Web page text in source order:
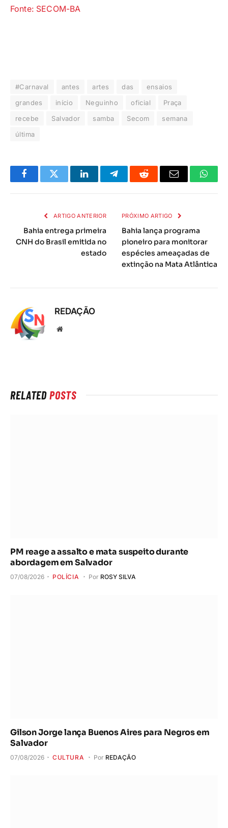
Fonte: SECOM-BA
#Carnaval antes artes das
ensaios
grandes
início Neguinho oficial
Praça
recebe
Salvador samba Secom
semana
última
FacebookTwitter LinkedInTelegramaReddit
E-
ARTIGO ANTERIOR
Bahia entrega primeira
CNH do Brasil emitida no
estado
PRÓXIMO ARTIGO
Bahia lança programa
pioneiro para monitorar
espécies ameaçadas de
extinção na Mata Atlântica
REDAÇÃO
Local
RELATEDPOSTS
PM reage a assalto e mata suspeito durante
abordagem em Salvador
07/08/2026 POLÍCIA Por ROSY SILVA
Gilson Jorge lança Buenos Aires para Negros em
Salvador
07/08/2026 CULTURA Por REDAÇÃO